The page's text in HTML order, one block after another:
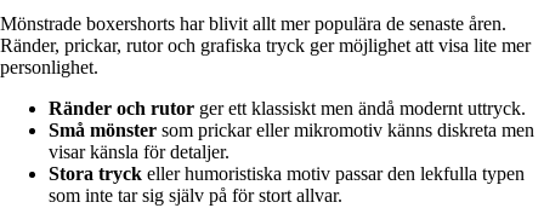
Mönstrade boxershorts har blivit allt mer populära de senaste åren.
Ränder, prickar, rutor och grafiska tryck ger möjlighet att visa lite mer
personlighet.
Ränder och rutor ger ett klassiskt men ändå modernt uttryck.
Små mönster som prickar eller mikromotiv känns diskreta men
visar känsla för detaljer.
Stora tryck eller humoristiska motiv passar den lekfulla typen
som inte tar sig själv på för stort allvar.